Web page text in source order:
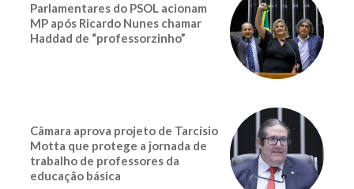
Parlamentares do PSOL acionam
MP após Ricardo Nunes chamar
Haddad de “professorzinho”
Câmara aprova projeto de Tarcísio
Motta que protege a jornada de
trabalho de professores da
educação básica